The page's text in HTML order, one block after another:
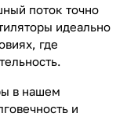
поток точно
идеально
где
в нашем
и